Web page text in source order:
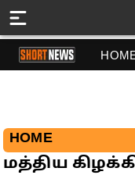
HOME
மத்திய